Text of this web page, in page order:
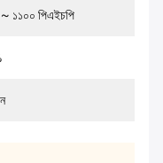
১১০০ পিএইচপি